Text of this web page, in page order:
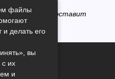
кто его оставит
файлы
и делать его
вы
с их
и